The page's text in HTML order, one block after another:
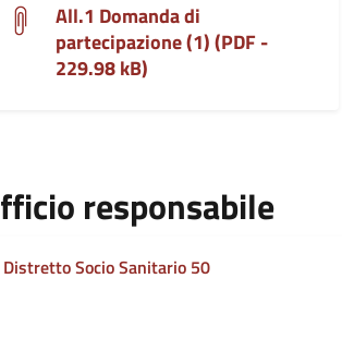
All.1 Domanda di
partecipazione (1) (PDF -
229.98 kB)
responsabile
Distretto Socio Sanitario 50